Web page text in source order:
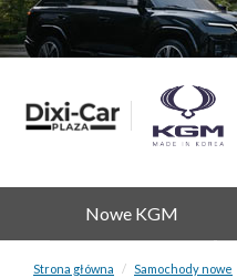
Nowe KGM
Strona główna Samochody nowe